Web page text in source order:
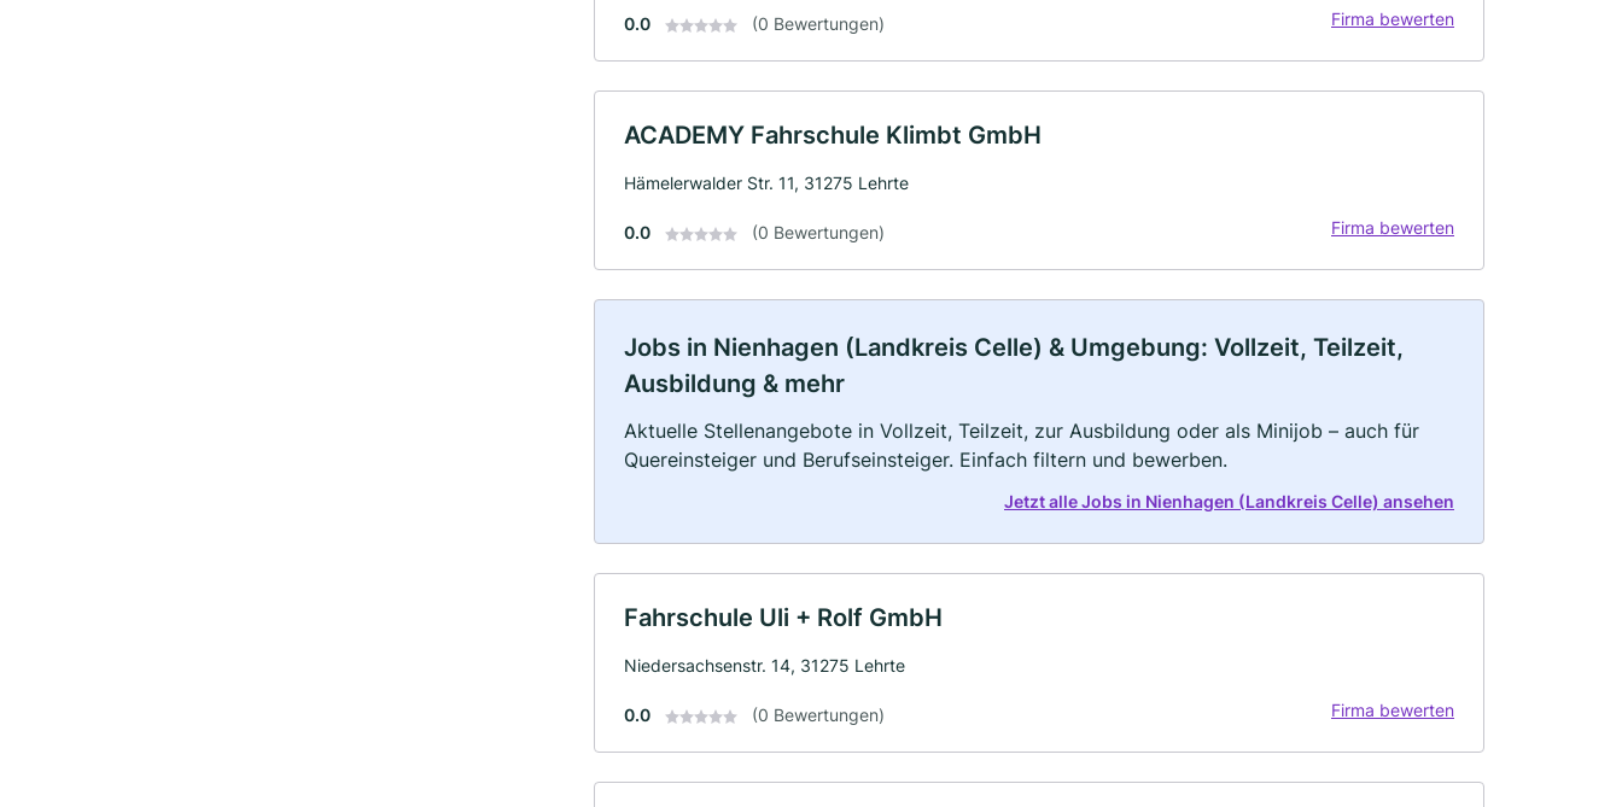
0.0 (0 Bewertungen) Firma bewerten
ACADEMY Fahrschule Klimbt GmbH
Hämelerwalder Str. 11, 31275 Lehrte
0.0 (0 Bewertungen) Firma bewerten
Jobs in Nienhagen (Landkreis Celle) & Umgebung: Vollzeit, Teilzeit,
Ausbildung & mehr
Aktuelle Stellenangebote in Vollzeit, Teilzeit, zur Ausbildung oder als Minijob – auch für
Quereinsteiger und Berufseinsteiger. Einfach filtern und bewerben.
Jetzt alle Jobs in Nienhagen (Landkreis Celle) ansehen
Fahrschule Uli + Rolf GmbH
Niedersachsenstr. 14, 31275 Lehrte
0.0 (0 Bewertungen) Firma bewerten